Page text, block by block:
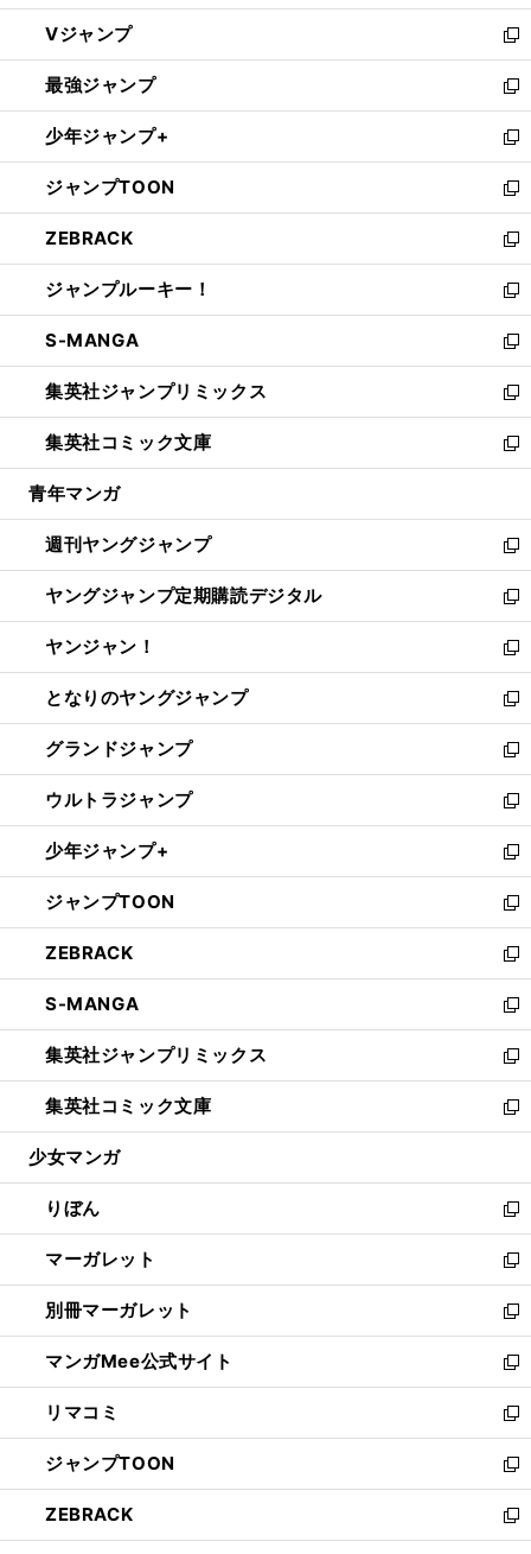
ウ
ィ
ン
ド
ウ
で
開
く
し
い
ウ
ィ
ン
ド
ウ
で
開
く
Vジャンプ
新
し
い
ウ
ィ
ン
ド
ウ
で
開
く
最強ジャンプ
新
し
い
ウ
ィ
ン
ド
ウ
で
開
く
少年ジャンプ+
新
し
い
ウ
ィ
ン
ド
ウ
で
開
く
ジャンプTOON
新
し
い
ウ
ィ
ン
ド
ウ
で
開
く
ZEBRACK
新
し
い
ウ
ィ
ン
ド
ウ
で
開
ジャンプルーキー！
新
し
い
ウ
ィ
ン
ド
ウ
開
く
S-MANGA
新
し
い
ウ
ィ
ン
ウ
で
開
く
集英社ジャンプリミックス
新
し
い
ウ
ン
ド
ウ
で
開
く
集英社コミック文庫
新
し
ウ
ィ
ン
ド
ウ
で
開
く
青年マンガ
週刊ヤングジャンプ
新
し
い
ウ
ィ
ン
ド
ウ
で
開
く
ヤングジャンプ定期購読デジタル
新
し
い
ウ
ィ
ン
ド
ウ
で
開
く
ヤンジャン！
新
し
い
ウ
ィ
ン
ド
ウ
で
開
く
となりのヤングジャンプ
新
し
い
ウ
ィ
ン
ド
ウ
で
開
く
グランドジャンプ
新
し
い
ウ
ィ
ン
ド
ウ
で
開
く
ウルトラジャンプ
新
し
い
ウ
ィ
ン
ド
ウ
で
開
く
少年ジャンプ+
新
し
い
ウ
ィ
ン
ド
ウ
で
開
く
ジャンプTOON
新
し
い
ウ
ィ
ン
ド
ウ
で
開
ZEBRACK
新
し
い
ウ
ィ
ン
ド
ウ
開
く
S-MANGA
新
し
い
ウ
ィ
ン
ウ
で
開
く
集英社ジャンプリミックス
新
し
い
ウ
ン
ド
ウ
で
開
く
集英社コミック文庫
新
し
ウ
ィ
ン
ド
ウ
で
開
く
少女マンガ
りぼん
新
し
い
ウ
ィ
ン
ド
ウ
で
開
く
マーガレット
新
し
い
ウ
ィ
ン
ド
ウ
で
開
く
別冊マーガレット
新
し
い
ウ
ィ
ン
ド
ウ
で
開
マンガMee公式サイト
新
し
い
ウ
ィ
ン
ド
ウ
リマコミ
新
し
い
ウ
ィ
ン
ジャンプTOON
新
し
い
ウ
ZEBRACK
新
し